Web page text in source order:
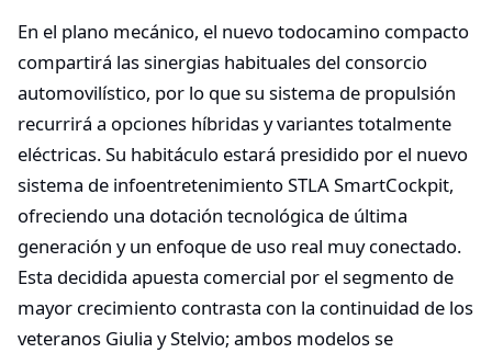
En el plano mecánico, el nuevo todocamino compacto
compartirá las sinergias habituales del consorcio
automovilístico, por lo que su sistema de propulsión
recurrirá a opciones híbridas y variantes totalmente
eléctricas. Su habitáculo estará presidido por el nuevo
sistema de infoentretenimiento STLA SmartCockpit,
ofreciendo una dotación tecnológica de última
generación y un enfoque de uso real muy conectado.
Esta decidida apuesta comercial por el segmento de
mayor crecimiento contrasta con la continuidad de los
veteranos Giulia y Stelvio; ambos modelos se